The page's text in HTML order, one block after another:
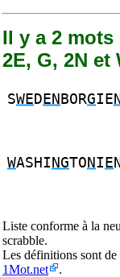
Il y a 2
2E, G, 2N et
SWE D EN BORGIE N
WASHI NGTO N I E
Liste conforme à la
scrabble.
Les définitions sont de
1Mot.net
.